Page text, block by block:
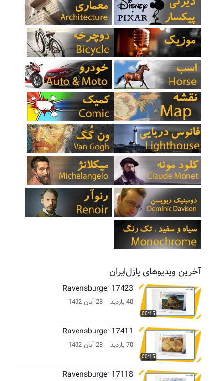
آخرین ویدیوهای پازل‌ایران
00:15
Ravensburger 17423
40 بازدید 28 آبان 1402
00:15
Ravensburger 17411
70 بازدید 28 آبان 1402
Ravensburger 17118